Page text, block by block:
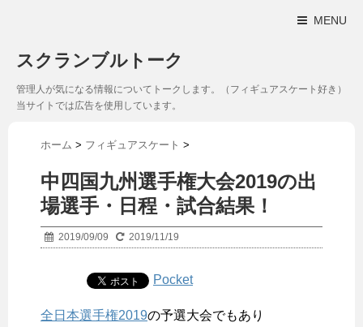
MENU
スクランブルトーク
管理人が気になる情報についてトークします。（フィギュアスケート好き）
当サイトでは広告を使用しています。
ホーム > フィギュアスケート >
中四国九州選手権大会2019の出
場選手・日程・試合結果！
2019/09/09 2019/11/19
Pocket
全日本選手権2019の予選大会でもあり